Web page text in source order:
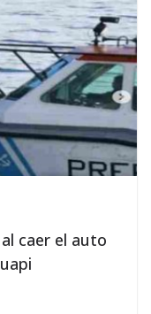
caer el auto